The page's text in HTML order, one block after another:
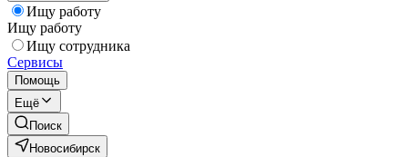
Ищу работу
Ищу работу
Ищу сотрудника
Сервисы
Помощь
Ещё
Поиск
Новосибирск